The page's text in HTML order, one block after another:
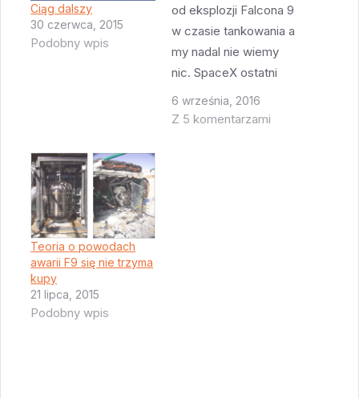
Ciąg dalszy
30 czerwca, 2015
Podobny wpis
od eksplozji Falcona 9
w czasie tankowania a
my nadal nie wiemy
nic. SpaceX ostatni
raz podał jakieś
informacje 2 września
6 września, 2016
Z 5 komentarzami
Teoria o powodach
awarii F9 się nie trzyma
kupy
21 lipca, 2015
Podobny wpis